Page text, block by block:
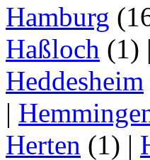
Hamburg
Haßloch (1) |
Heddesheim
|
Herten (1) |